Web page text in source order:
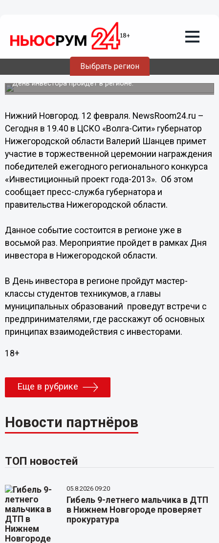
Выбрать регион
12.02.201407:20
Лучшие инвестиционные проекты
отметят в Нижегородской области
День инвестора пройдет в регионе.
Нижний Новгород. 12 февраля. NewsRoom24.ru –
Сегодня в 19.40 в ЦСКО «Волга-Сити» губернатор
Нижегородской области Валерий Шанцев примет
участие в торжественной церемонии награждения
победителей ежегодного регионального конкурса
«Инвестиционный проект года-2013». Об этом
сообщает пресс-служба губернатора и
правительства Нижегородской области.
Данное событие состоится в регионе уже в
восьмой раз. Мероприятие пройдет в рамках Дня
инвестора в Нижегородской области.
В День инвестора в регионе пройдут мастер-
классы студентов техникумов, а главы
муниципальных образований проведут встречи с
предпринимателями, где расскажут об основных
принципах взаимодействия с инвесторами.
18+
Еще в рубрике
Новости партнёров
ТОП новостей
05.8.2026 09:20
Гибель 9-летнего мальчика в ДТП
в Нижнем Новгороде проверяет
прокуратура